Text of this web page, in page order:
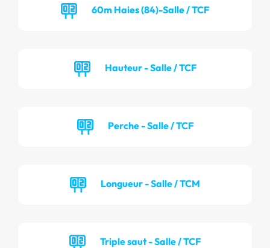
60m Haies (84)-Salle / TCF
Hauteur - Salle / TCF
Perche - Salle / TCF
Longueur - Salle / TCM
Triple saut - Salle / TCF